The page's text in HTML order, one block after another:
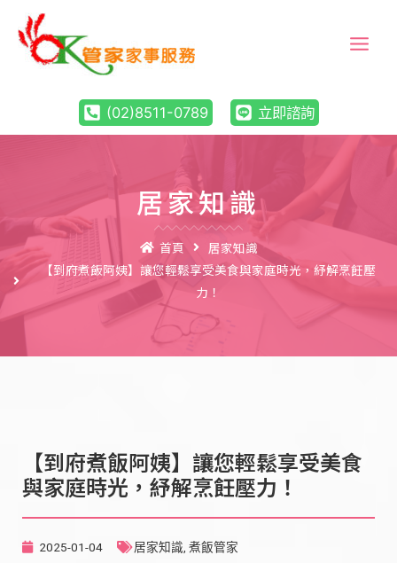
(02)8511-0789 立即諮詢
居家知識
首頁
居家知識
【到府煮飯阿姨】讓您輕鬆享受美食與家庭時光，紓解烹飪壓
力！
【到府煮飯阿姨】讓您輕鬆享受美食
與家庭時光，紓解烹飪壓力！
2025-01-04 居家知識 煮飯管家